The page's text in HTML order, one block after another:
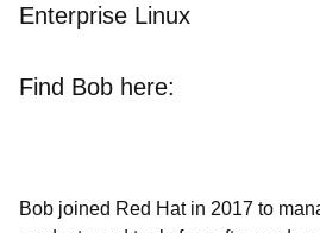
Enterprise Linux
Find Bob here:
Bob joined Red Hat in 2017 to